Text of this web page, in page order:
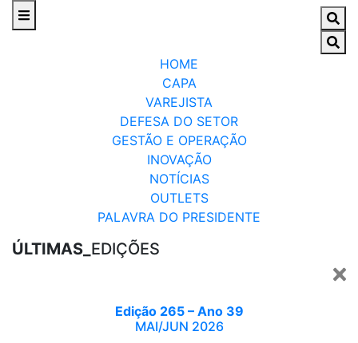
HOME
CAPA
VAREJISTA
DEFESA DO SETOR
GESTÃO E OPERAÇÃO
INOVAÇÃO
NOTÍCIAS
OUTLETS
PALAVRA DO PRESIDENTE
ÚLTIMAS_ EDIÇÕES
Edição 265 – Ano 39
MAI/JUN 2026